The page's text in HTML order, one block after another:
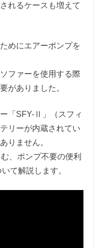
れるケースも増えて
めにエアーポンプを
ファーを使用する際
がありました。
「SFY-Ⅱ」（スフィ
リーが内蔵されてい
りません。
、ポンプ不要の便利
て解説します。